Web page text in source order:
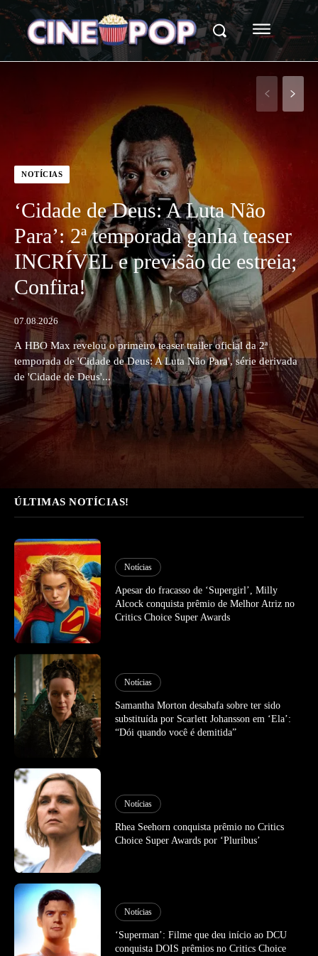
NOTÍCIAS
‘Cidade de Deus: A Luta Não
Para’: 2ª temporada ganha teaser
INCRÍVEL e previsão de estreia;
Confira!
07.08.2026
A HBO Max revelou o primeiro teaser trailer oficial da 2ª
temporada de 'Cidade de Deus: A Luta Não Para', série derivada
de 'Cidade de Deus'...
ÚLTIMAS NOTÍCIAS!
Notícias
Apesar do fracasso de ‘Supergirl’, Milly
Alcock conquista prêmio de Melhor Atriz no
Critics Choice Super Awards
Notícias
Samantha Morton desabafa sobre ter sido
substituída por Scarlett Johansson em ‘Ela’:
“Dói quando você é demitida”
Notícias
Rhea Seehorn conquista prêmio no Critics
Choice Super Awards por ‘Pluribus’
Notícias
‘Superman’: Filme que deu início ao DCU
conquista DOIS prêmios no Critics Choice